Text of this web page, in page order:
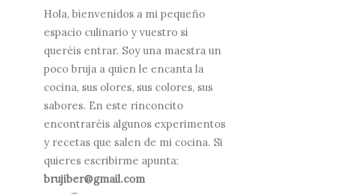
Hola, bienvenidos a mi pequeño
espacio culinario y vuestro si
queréis entrar. Soy una maestra un
poco bruja a quien le encanta la
cocina, sus olores, sus colores, sus
sabores. En este rinconcito
encontraréis algunos experimentos
y recetas que salen de mi cocina. Si
quieres escribirme apunta:
brujiber@gmail.com